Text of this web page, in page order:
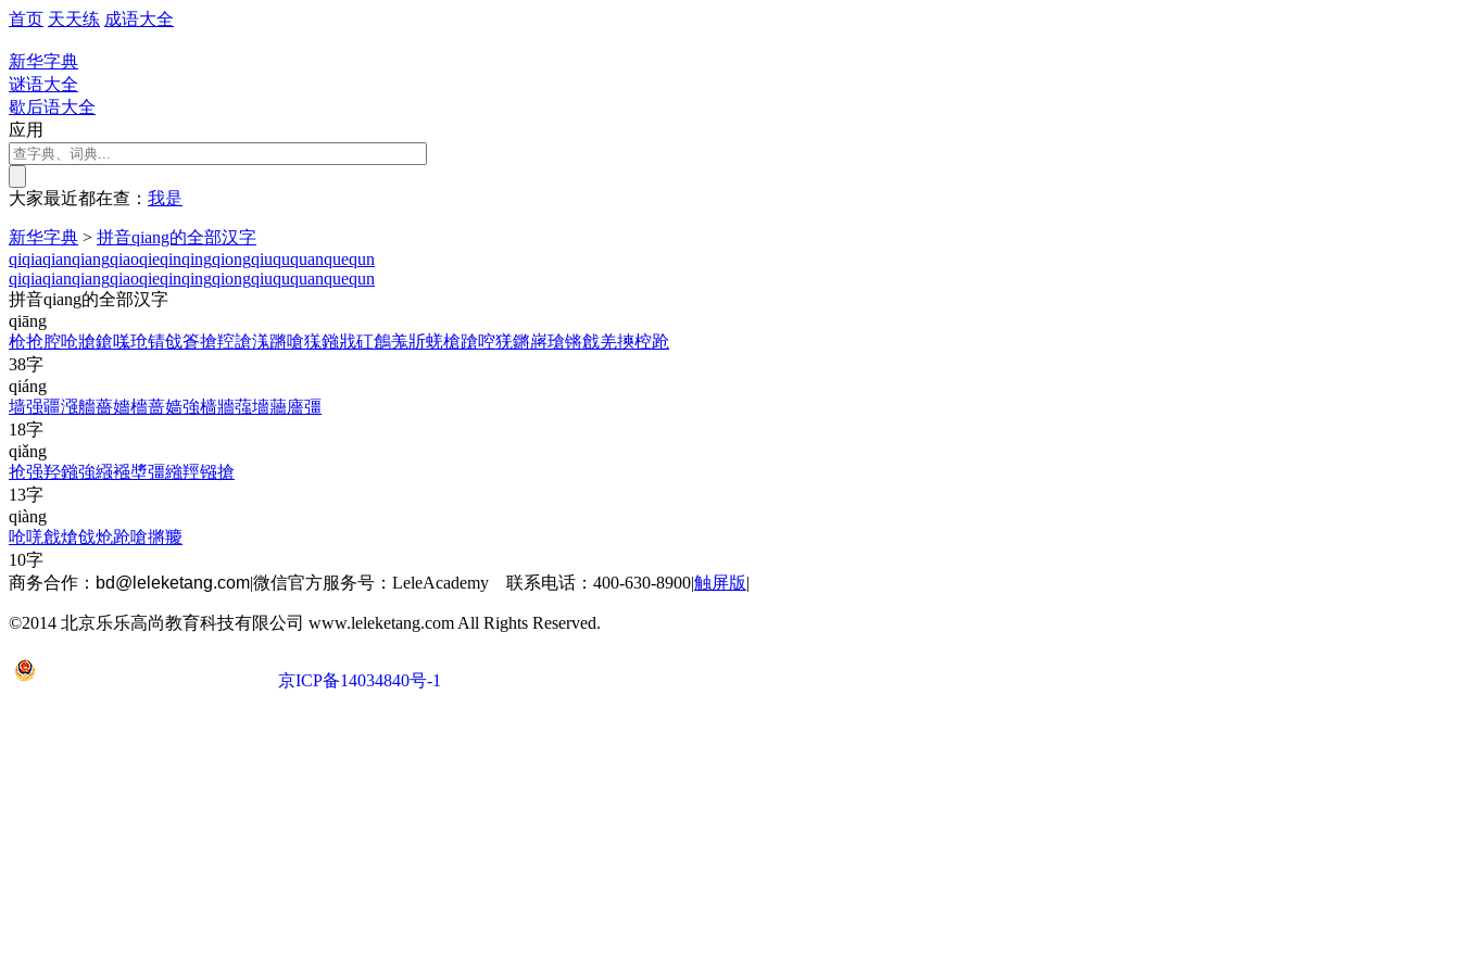
首页 天天练 成语大全
新华字典
谜语大全
歇后语大全
应用
大家最近都在查： 我是
新华字典 > 拼音qiang的全部汉字
qiqiaqianqiangqiaoqieqinqingqiongqiuququanquequn
qiqiaqianqiangqiaoqieqinqingqiongqiuququanquequn
拼音qiang的全部汉字
qiāng
枪抢腔呛牄鎗嗴玱锖戗篬搶羫謒溬蹡嗆獇鏹戕矼鶬羗斨蜣槍蹌啌猐鏘嶈瑲锵戧羌摤椌跄
38字
qiáng
墙强疆漒艢薔嬙檣蔷嫱強樯牆蔃墻蘠廧彊
18字
qiǎng
抢强羟鏹強繦襁墏彊繈羥镪搶
13字
qiàng
呛唴戧熗戗炝跄嗆摪羻
10字
商务合作： bd@leleketang.com|微信官方服务号：LeleAcademy 联系电话：400-630-8900|触屏版|
©2014 北京乐乐高尚教育科技有限公司 www.leleketang.com All Rights Reserved.
京ICP备14034840号-1